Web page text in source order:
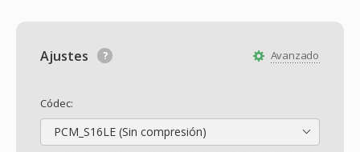
Avanzado
Ajustes
Códec:
PCM_S16LE (Sin compresión)